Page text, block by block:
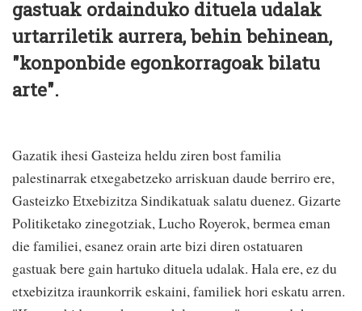
gastuak ordainduko dituela udalak
urtarriletik aurrera, behin behinean,
"konponbide egonkorragoak bilatu
arte".
Gazatik ihesi Gasteiza heldu ziren bost familia
palestinarrak etxegabetzeko arriskuan daude berriro ere,
Gasteizko Etxebizitza Sindikatuak salatu duenez. Gizarte
Politiketako zinegotziak, Lucho Royerok, bermea eman
die familiei, esanez orain arte bizi diren ostatuaren
gastuak bere gain hartuko dituela udalak. Hala ere, ez du
etxebizitza iraunkorrik eskaini, familiek hori eskatu arren.